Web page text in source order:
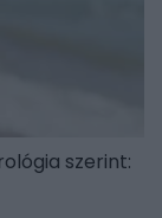
szerint: